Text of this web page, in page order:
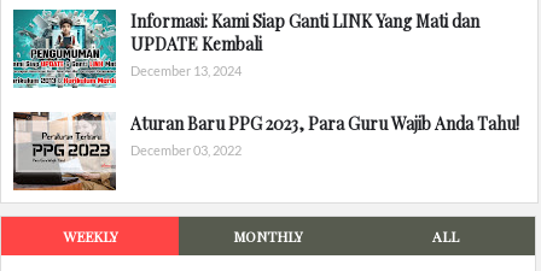
Informasi: Kami Siap Ganti LINK Yang Mati dan
UPDATE Kembali
December 13, 2024
Aturan Baru PPG 2023, Para Guru Wajib Anda Tahu!
December 03, 2022
WEEKLY MONTHLY ALL